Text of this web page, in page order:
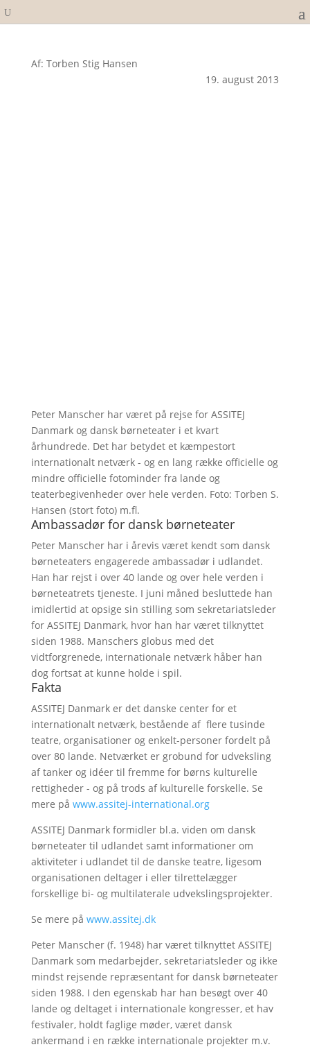
Af: Torben Stig Hansen
19. august 2013
Peter Manscher har været på rejse for ASSITEJ
Danmark og dansk børneteater i et kvart
århundrede. Det har betydet et kæmpestort
internationalt netværk - og en lang række officielle og
mindre officielle fotominder fra lande og
teaterbegivenheder over hele verden. Foto: Torben S.
Hansen (stort foto) m.fl.
Ambassadør for dansk børneteater
Peter Manscher har i årevis været kendt som dansk
børneteaters engagerede ambassadør i udlandet.
Han har rejst i over 40 lande og over hele verden i
børneteatrets tjeneste. I juni måned besluttede han
imidlertid at opsige sin stilling som sekretariatsleder
for ASSITEJ Danmark, hvor han har været tilknyttet
siden 1988. Manschers globus med det
vidtforgrenede, internationale netværk håber han
dog fortsat at kunne holde i spil.
Fakta
ASSITEJ Danmark er det danske center for et
internationalt netværk, bestående af flere tusinde
teatre, organisationer og enkelt-personer fordelt på
over 80 lande. Netværket er grobund for udveksling
af tanker og idéer til fremme for børns kulturelle
rettigheder - og på trods af kulturelle forskelle. Se
mere på www.assitej-international.org
ASSITEJ Danmark formidler bl.a. viden om dansk
børneteater til udlandet samt informationer om
aktiviteter i udlandet til de danske teatre, ligesom
organisationen deltager i eller tilrettelægger
forskellige bi- og multilaterale udvekslingsprojekter.
Se mere på www.assitej.dk
Peter Manscher (f. 1948) har været tilknyttet ASSITEJ
Danmark som medarbejder, sekretariatsleder og ikke
mindst rejsende repræsentant for dansk børneteater
siden 1988. I den egenskab har han besøgt over 40
lande og deltaget i internationale kongresser, et hav
festivaler, holdt faglige møder, været dansk
ankermand i en række internationale projekter m.v.